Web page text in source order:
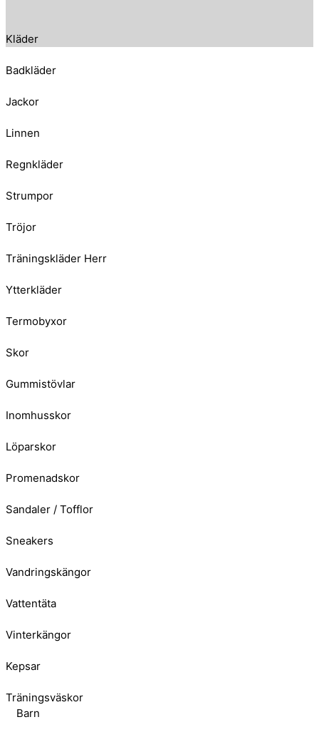
Kläder
Badkläder
Jackor
Linnen
Regnkläder
Strumpor
Tröjor
Träningskläder Herr
Ytterkläder
Termobyxor
Skor
Gummistövlar
Inomhusskor
Löparskor
Promenadskor
Sandaler / Tofflor
Sneakers
Vandringskängor
Vattentäta
Vinterkängor
Kepsar
Träningsväskor
Barn